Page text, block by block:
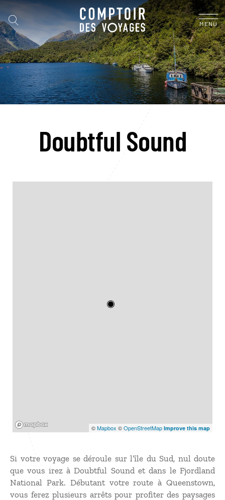
MENU
Doubtful Sound
©Mapbox ©OpenStreetMap Improve this map
Si votre voyage se déroule sur l’île du Sud, nul doute
que vous irez à Doubtful Sound et dans le Fjordland
National Park. Débutant votre route à Queenstown,
vous ferez plusieurs arrêts pour profiter des paysages